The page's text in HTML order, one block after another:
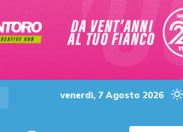
venerdì, 7 Agosto 2026